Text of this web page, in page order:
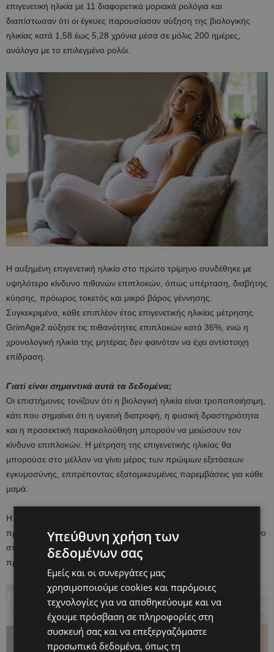
επιγενετική ηλικία με 11 διαφορετικά μοριακά ρολόγια και
διαπίστωσαν ότι οι έγκυες παρουσίασαν αύξηση της βιολογικής
ηλικίας κατά 1,58 έως 5,28 χρόνια μέσα σε μόλις 200 ημέρες,
ανάλογα με το επιλεγμένο ρολόι.
Η αυξημένη επιγενετική ηλικία στο πρώτο τρίμηνο συνδέθηκε με
υψηλότερο κίνδυνο πιθανών επιπλοκών, όπως υπέρταση, διαβήτης
κύησης, πρόωρος τοκετός και μικρό βάρος γέννησης.
Συγκεκριμένα, κάθε επιπλέον έτος επιγενετικής ηλικίας μέτρησης
GrimAge2 αύξησε τις πιθανότητες επιπλοκών κατά 36%, ενώ η
χρονολογική ηλικία της μητέρας δεν φαινόταν να έχει αντίστοιχη
επίδραση.
Γιατί είναι σημαντικά αυτά τα δεδομένα;
Οι επιστήμονες τονίζουν ότι η βιολογική ηλικία είναι τροποποιήσιμη,
κάτι που σημαίνει ότι η υγιεινή διατροφή, η φυσική δραστηριότητα
και η προσεκτική παρακολούθηση μπορούν να μειώσουν τον
κίνδυνο επιπλοκών. Η μέτρηση της επιγενετικής ηλικίας θα
μπορούσε στο μέλλον να γίνει μέρος των πρώιμων εξετάσεων
εγκυμοσύνης, επιτρέποντας εξατομικευμένες παρεμβάσεις για κάθε
μαμά.
Η έρευνα αυτή δείχνει ότι η φροντίδα της εγκυμοσύνης μπορεί να
προσαρμοστεί στα μοριακά χαρακτηριστικά κάθε γυναίκας, όχι μόνο
στην ηλικία της με βάση τα χρόνια, προσφέροντας μια πιο
προληπτική και εξατομικευμένη προσέγγιση.
Υπεύθυνη χρήση των
δεδομένων σας
Εμείς και οι συνεργάτες μας
χρησιμοποιούμε cookies και παρόμοιες
τεχνολογίες για να αποθηκεύουμε και να
έχουμε πρόσβαση σε πληροφορίες στη
συσκευή σας και να επεξεργαζόμαστε
προσωπικά δεδομένα, όπως τη